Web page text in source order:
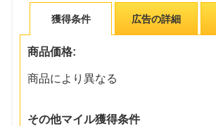
獲得条件 広告の詳細
商品価格:
商品により異なる
その他マイル獲得条件